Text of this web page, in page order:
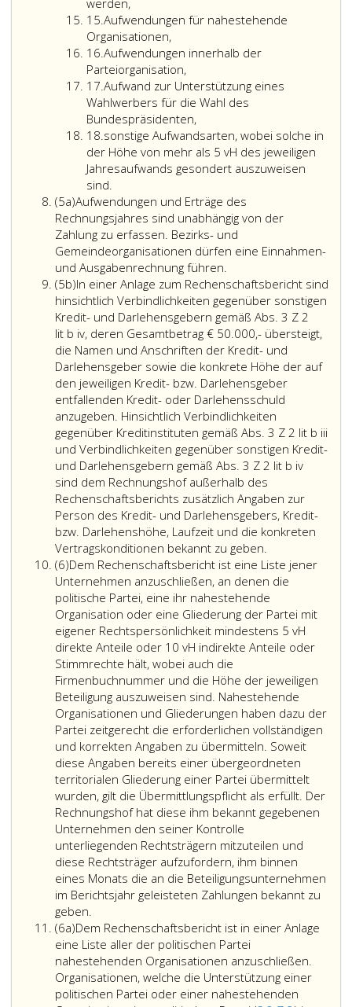
ab
Gesamtwert
Spende
von
pro
Jahr
und
unter
Nennung
des
Namens
und
der
Postleitzahl
der
Wohnadresse
oder
Geschäftsanschrift
des
Spenders,
gegliedert
danach,
welcher
Gliederung
(Paragraph
2,
Ziffer
eins,)
oder
nahestehenden
Organisation
(Paragraph
2,
Ziffer
3,),
welchem
Personenkomitee
(Paragraph
2,
Ziffer
3
a,)
oder
Wahlwerber
der
politischen
Partei
die
Spende
gewährt
werden,
15.Ziffer
15
Aufwendungen für nahestehende
Organisationen,
16.Ziffer
16
Aufwendungen innerhalb der
Parteiorganisation,
17.Ziffer
17
Aufwand zur Unterstützung eines
Wahlwerbers für die Wahl des
Bundespräsidenten,
18.Ziffer
18
sonstige Aufwandsarten, wobei solche in
der Höhe von mehr als 5 vH des jeweiligen
Jahresaufwands gesondert auszuweisen
sind.
(5a)Absatz
5
a
Aufwendungen und Erträge des
Rechnungsjahres sind unabhängig von der
Zahlung zu erfassen. Bezirks- und
Gemeindeorganisationen dürfen eine Einnahmen-
und Ausgabenrechnung führen.
(5b)Absatz
5
b
In einer Anlage zum Rechenschaftsbericht sind
hinsichtlich Verbindlichkeiten gegenüber sonstigen
Kredit- und Darlehensgebern gemäß Abs. 3 Z 2
lit b iv, deren Gesamtbetrag € 50.000,- übersteigt,
die Namen und Anschriften der Kredit- und
Darlehensgeber sowie die konkrete Höhe der auf
den jeweiligen Kredit- bzw. Darlehensgeber
entfallenden Kredit- oder Darlehensschuld
anzugeben. Hinsichtlich Verbindlichkeiten
gegenüber Kreditinstituten gemäß Abs. 3 Z 2 lit b iii
und Verbindlichkeiten gegenüber sonstigen Kredit-
und Darlehensgebern gemäß Abs. 3 Z 2 lit b iv
sind dem Rechnungshof außerhalb des
Rechenschaftsberichts zusätzlich Angaben zur
Person des Kredit- und Darlehensgebers, Kredit-
bzw. Darlehenshöhe, Laufzeit und die konkreten
Vertragskonditionen bekannt zu geben.
einer
Anlage
zum
sind
hinsichtlich
gegenüber
sonstigen
Kredit-
und
gemäß
Absatz
3,
Ziffer
Litera
b, iv,
deren
Gesamtbetrag
übersteigt,
Namen
und
Anschriften
(6)Absatz
6
Dem Rechenschaftsbericht ist eine Liste jener
Unternehmen anzuschließen, an denen die
politische Partei, eine ihr nahestehende
Organisation oder eine Gliederung der Partei mit
eigener Rechtspersönlichkeit mindestens 5 vH
direkte Anteile oder 10 vH indirekte Anteile oder
Stimmrechte hält, wobei auch die
Firmenbuchnummer und die Höhe der jeweiligen
Beteiligung auszuweisen sind. Nahestehende
Organisationen und Gliederungen haben dazu der
Partei zeitgerecht die erforderlichen vollständigen
und korrekten Angaben zu übermitteln. Soweit
diese Angaben bereits einer übergeordneten
territorialen Gliederung einer Partei übermittelt
wurden, gilt die Übermittlungspflicht als erfüllt. Der
Rechnungshof hat diese ihm bekannt gegebenen
Unternehmen den seiner Kontrolle
unterliegenden Rechtsträgern mitzuteilen und
diese Rechtsträger aufzufordern, ihm binnen
eines Monats die an die Beteiligungsunternehmen
im Berichtsjahr geleisteten Zahlungen bekannt zu
geben.
(6a)Absatz
6
a
Dem Rechenschaftsbericht ist in einer Anlage
eine Liste aller der politischen Partei
nahestehenden Organisationen anzuschließen.
Organisationen, welche die Unterstützung einer
politischen Partei oder einer nahestehenden